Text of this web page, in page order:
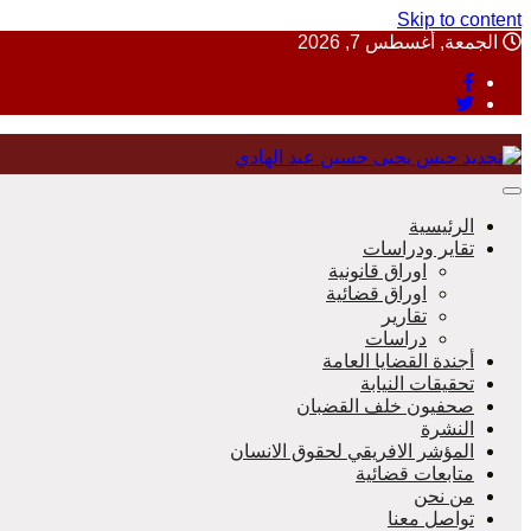
Skip to content
الجمعة, أغسطس 7, 2026
منظمة حقوقية مصرية تدافع عن حقوق الانسان
الرئيسية
تقاير ودراسات
اوراق قانونية
اوراق قضائية
تقارير
دراسات
أجندة القضايا العامة
تحقيقات النيابة
صحفيون خلف القضبان
النشرة
المؤشر الافريقي لحقوق الانسان
متابعات قضائية
من نحن
تواصل معنا